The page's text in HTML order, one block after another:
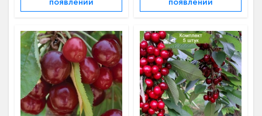
появлении
появлении